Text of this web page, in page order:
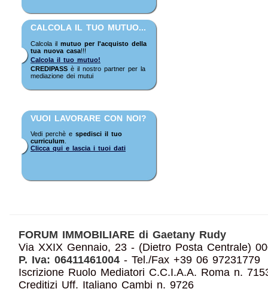
CALCOLA IL TUO MUTUO...
Calcola il mutuo per l'acquisto della
tua nuova casa!!!
Calcola il tuo mutuo!
CREDIPASS è il nostro partner per la
mediazione dei mutui
VUOI LAVORARE CON NOI?
Vedi perchè e spedisci il tuo
curriculum
Clicca qui e lascia i tuoi dati
FORUM IMMOBILIARE di Gaetany Rudy
Via XXIX Gennaio, 23 - (Dietro Posta Centrale)
P. Iva: 06411461004 - Tel./Fax +39 06 97231779
Iscrizione Ruolo Mediatori C.C.I.A.A. Roma n.
Creditizi Uff. Italiano Cambi n. 9726